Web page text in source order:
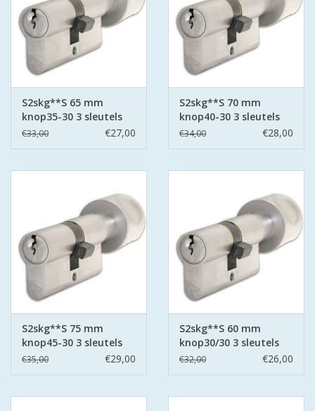
S2skg**S 65 mm
knop35-30 3 sleutels
€33,00 €27,00
S2skg**S 70 mm
knop40-30 3 sleutels
€34,00 €28,00
S2skg**S 75 mm
knop45-30 3 sleutels
€35,00 €29,00
S2skg**S 60 mm
knop30/30 3 sleutels
€32,00 €26,00